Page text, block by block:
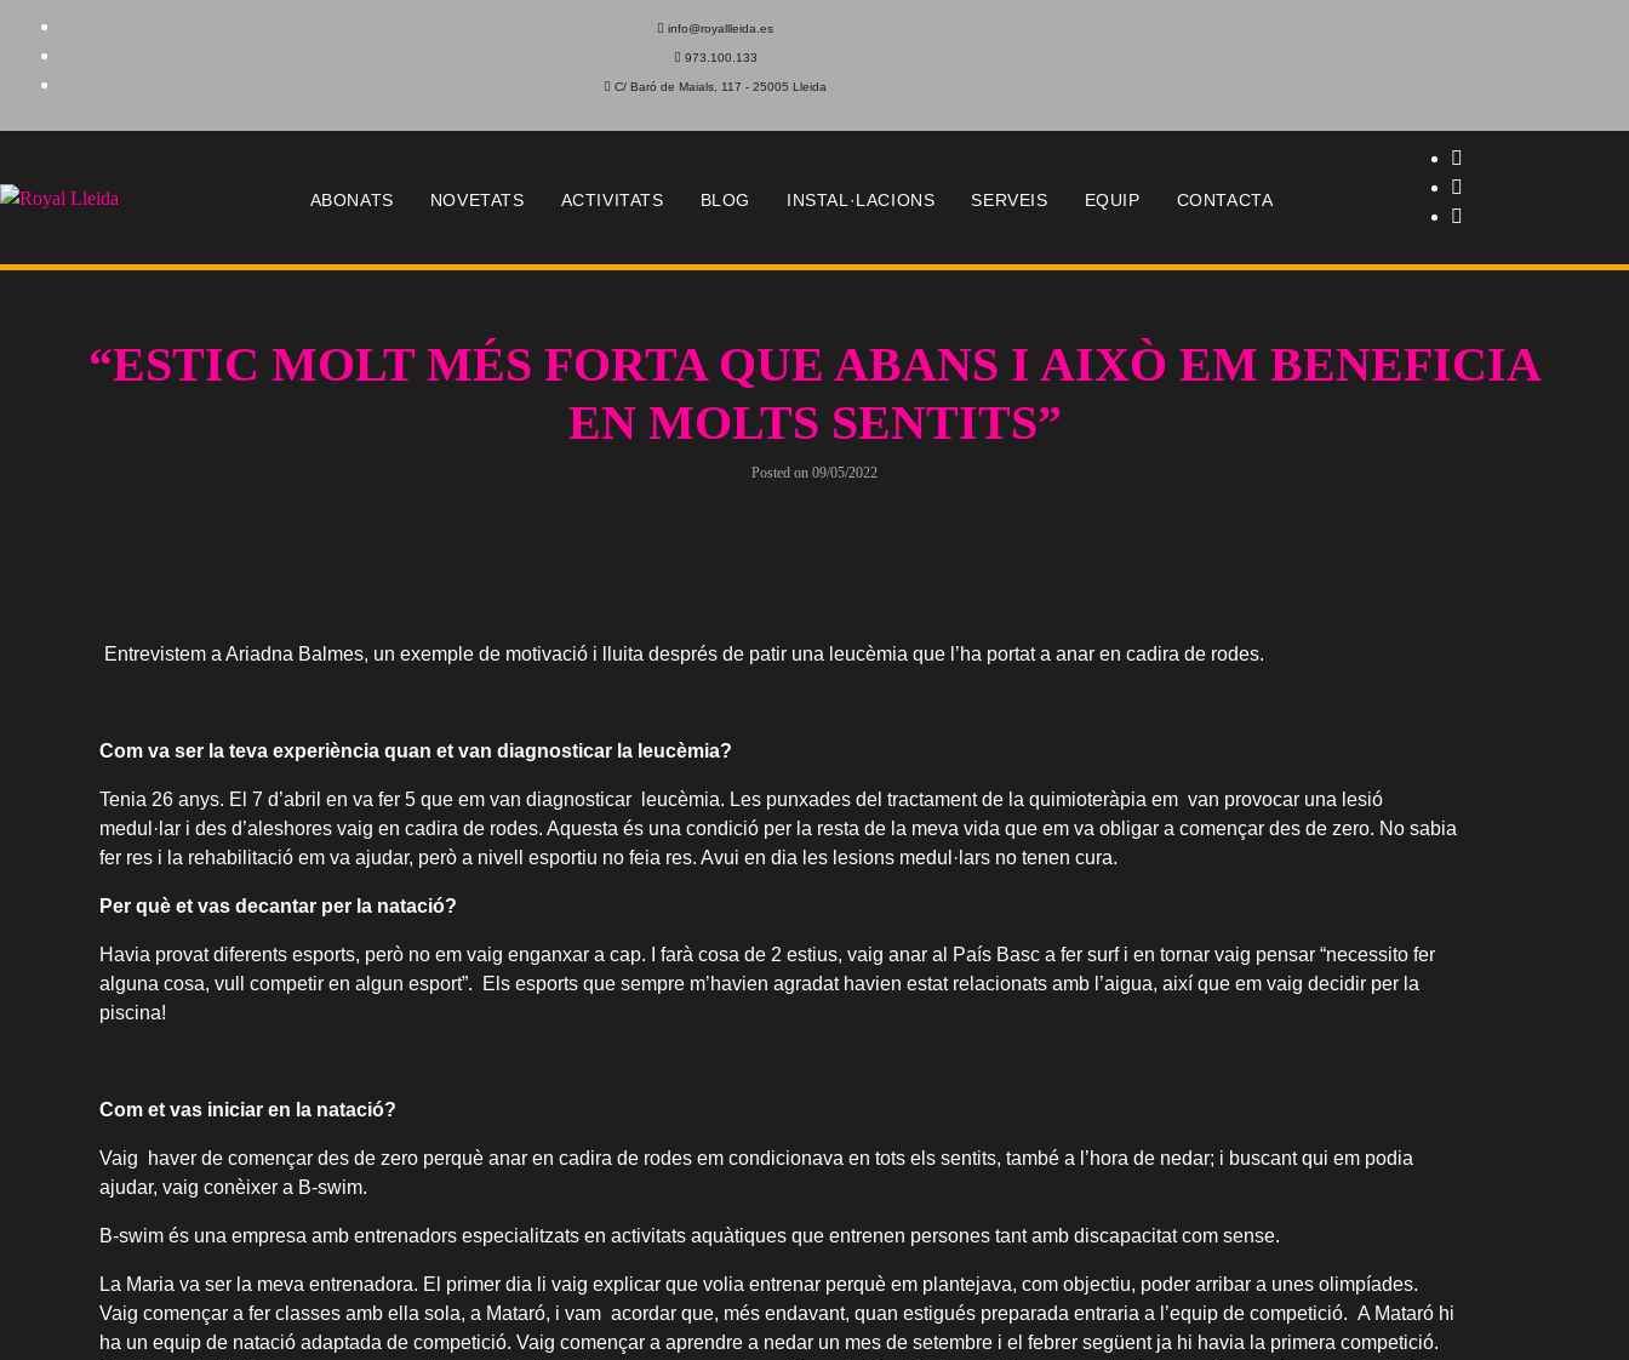
info@royallleida.es
973.100.133
C/ Baró de Maials, 117 - 25005 Lleida
ABONATS NOVETATS ACTIVITATS BLOG INSTAL·LACIONS SERVEIS EQUIP CONTACTA
“ESTIC MOLT MÉS FORTA QUE ABANS I AIXÒ EM BENEFICIA
EN MOLTS SENTITS”
Posted on 09/05/2022
Entrevistem a Ariadna Balmes, un exemple de motivació i lluita després de patir una leucèmia que l’ha portat a anar en cadira de rodes.
Com va ser la teva experiència quan et van diagnosticar la leucèmia?
Tenia 26 anys. El 7 d’abril en va fer 5 que em van diagnosticar leucèmia. Les punxades del tractament de la quimioteràpia em van provocar una lesió
medul·lar i des d’aleshores vaig en cadira de rodes. Aquesta és una condició per la resta de la meva vida que em va obligar a començar des de zero. No sabia
fer res i la rehabilitació em va ajudar, però a nivell esportiu no feia res. Avui en dia les lesions medul·lars no tenen cura.
Per què et vas decantar per la natació?
Havia provat diferents esports, però no em vaig enganxar a cap. I farà cosa de 2 estius, vaig anar al País Basc a fer surf i en tornar vaig pensar “necessito fer
alguna cosa, vull competir en algun esport”. Els esports que sempre m’havien agradat havien estat relacionats amb l’aigua, així que em vaig decidir per la
piscina!
Com et vas iniciar en la natació?
Vaig haver de començar des de zero perquè anar en cadira de rodes em condicionava en tots els sentits, també a l’hora de nedar; i buscant qui em podia
ajudar, vaig conèixer a B-swim.
B-swim és una empresa amb entrenadors especialitzats en activitats aquàtiques que entrenen persones tant amb discapacitat com sense.
La Maria va ser la meva entrenadora. El primer dia li vaig explicar que volia entrenar perquè em plantejava, com objectiu, poder arribar a unes olimpíades.
Vaig començar a fer classes amb ella sola, a Mataró, i vam acordar que, més endavant, quan estigués preparada entraria a l’equip de competició. A Mataró hi
ha un equip de natació adaptada de competició. Vaig començar a aprendre a nedar un mes de setembre i el febrer següent ja hi havia la primera competició.